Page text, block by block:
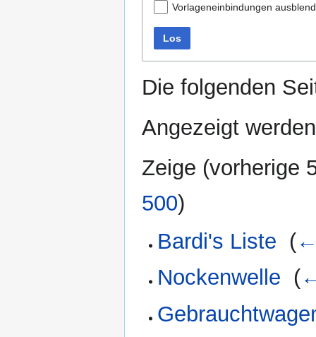
Vorlageneinbindungen
Los
Die folgenden
Angezeigt
Zeige (vorherige
500)
Bardi's Liste (
Nockenwelle (